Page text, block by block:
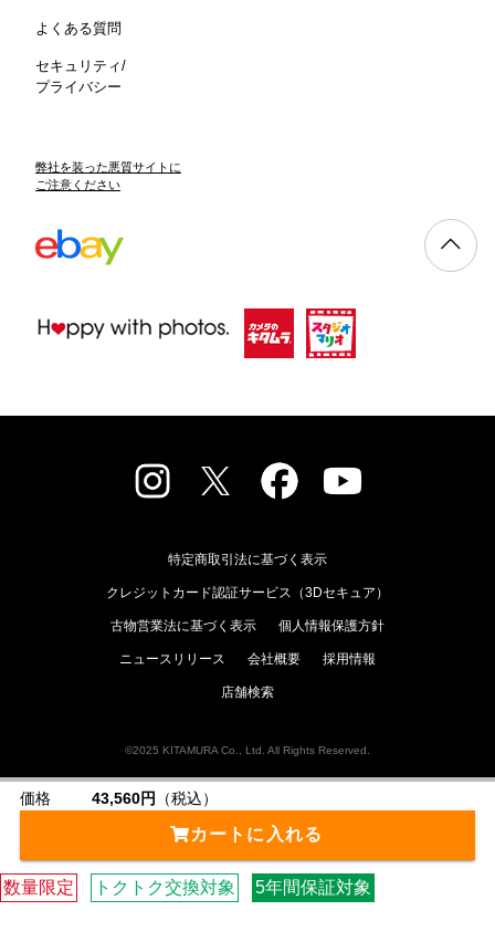
価格 43,560円 （税込）
カートに入れる
数量限定 トクトク交換対象 5年間保証対象
よくある質問
セキュリティ/
プライバシー
弊社を装った悪質サイトに
ご注意ください
特定商取引法に基づく表示
クレジットカード認証サービス（3Dセキュア）
古物営業法に基づく表示 個人情報保護方針
ニュースリリース 会社概要 採用情報
店舗検索
©2025 KITAMURA Co., Ltd. All Rights Reserved.